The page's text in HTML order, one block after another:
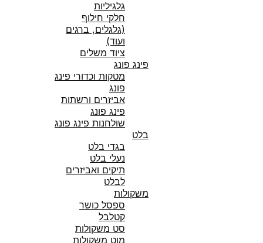
גלגיליות
חלקי חילוף
(גלגלים, ברגים
ועוד)
ציוד משלים
פינג פונג
מטקות וכדורי פינג
פונג
אביזרים ורשתות
פינג פונג
שולחנות פינג פונג
בלט
בגדי בלט
נעלי בלט
תיקים ואביזרים
לבלט
משקולות
ספסל כושר
קטלבל
סט משקולות
מוט משקולות